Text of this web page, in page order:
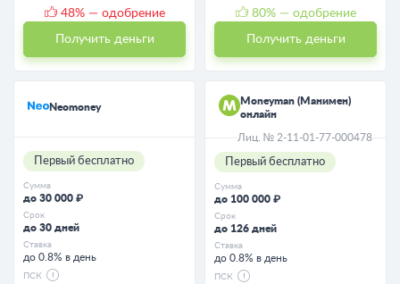
48% — одобрение
Получить деньги
80% — одобрение
Получить деньги
Neomoney
Первый бесплатно
Сумма
до 30 000 ₽
Срок
до 30 дней
Ставка
до 0.8% в день
ПСК
Moneyman (Манимен)
онлайн
Лиц. № 2-11-01-77-000478
Первый бесплатно
Сумма
до 100 000 ₽
Срок
до 126 дней
Ставка
до 0.8% в день
ПСК